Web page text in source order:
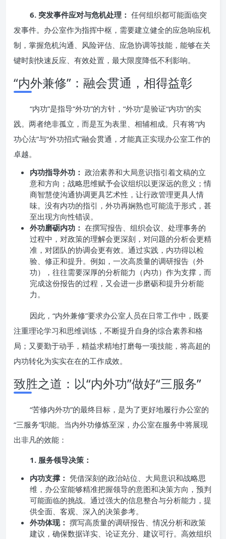
6. 突发事件应对与危机处理： 任何组织都可能面临突
发事件。办公室作为指挥中枢，需要建立健全的应急响应机
制，掌握危机沟通、风险评估、应急协调等技能，能够在关
键时刻快速反应、有效处置，最大限度降低不利影响。
“内外兼修”：融会贯通，相得益彰
“内功”是指导“外功”的方针，“外功”是验证“内功”的实
践。两者绝非孤立，而是互为表里、相辅相成。只有将“内
功心法”与“外功招式”融会贯通，才能真正实现办公室工作的
卓越。
内功指导外功： 政治素养和大局意识指引着文稿的立
意和方向；战略思维赋予会议组织以更深远的意义；情
商智慧使沟通协调更具艺术性，让行政管理更具人情
味。没有内功的指引，外功再娴熟也可能流于形式，甚
至出现方向性错误。
外功磨砺内功： 在撰写报告、组织会议、处理事务的
过程中，对政策的理解会更深刻，对问题的分析会更精
准，对团队的协调会更有效。通过实践，内功得以检
验、修正和提升。例如，一次高质量的调研报告（外
功），往往需要深厚的分析能力（内功）作为支撑，而
完成这份报告的过程，又会进一步磨砺和提升分析能
力。
因此，“内外兼修”要求办公室人员在日常工作中，既要
注重理论学习和思维训练，不断提升自身的综合素养和格
局；又要勤于动手，精益求精地打磨每一项技能，将高超的
内功转化为实实在在的工作成效。
致胜之道：以“内外功”做好“三服务”
“苦修内外功”的最终目标，是为了更好地履行办公室的
“三服务”职能。当内外功修炼至深，办公室在服务中将展现
出非凡的效能：
1. 服务领导决策：
内功支撑： 凭借深刻的政治站位、大局意识和战略思
维，办公室能够精准把握领导的意图和决策方向，预判
可能面临的挑战。通过强大的信息整合与分析能力，提
供全面、客观、深入的决策参考。
外功体现： 撰写高质量的调研报告、情况分析和政策
建议，确保数据详实、论证充分、建议可行。高效组织